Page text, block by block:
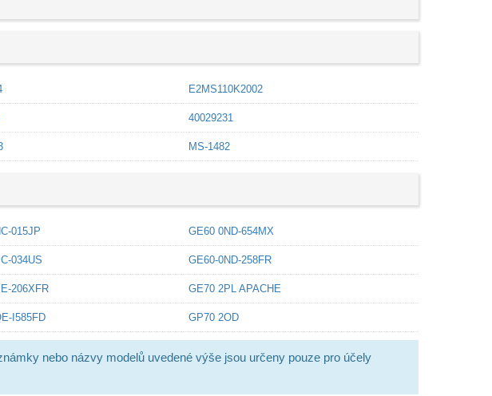
E2MS110K2002
40029231
MS-1482
015JP GE60 0ND-654MX
034US GE60-0ND-258FR
206XFR GE70 2PL APACHE
I585FD GP70 2OD
nebo názvy modelů uvedené výše jsou určeny pouze pro účely